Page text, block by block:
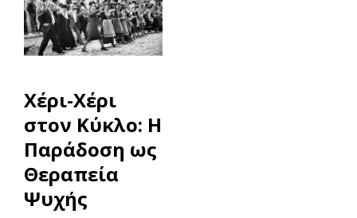
Χέρι-Χέρι
στον Κύκλο: Η
Παράδοση ως
Θεραπεία
Ψυχής